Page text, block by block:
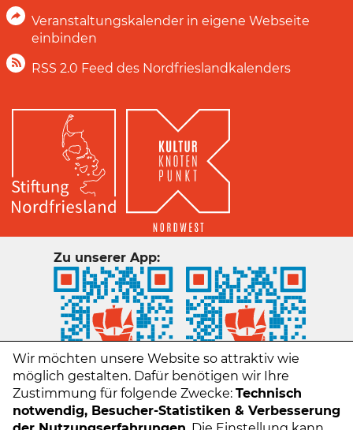
Veranstaltungskalender in eigene Webseite
einbinden
RSS 2.0 Feed des Nordfrieslandkalenders
Zu unserer App:
Wir möchten unsere Website so attraktiv wie
möglich gestalten. Dafür benötigen wir Ihre
Zustimmung für folgende Zwecke: Technisch
notwendig, Besucher-Statistiken & Verbesserung